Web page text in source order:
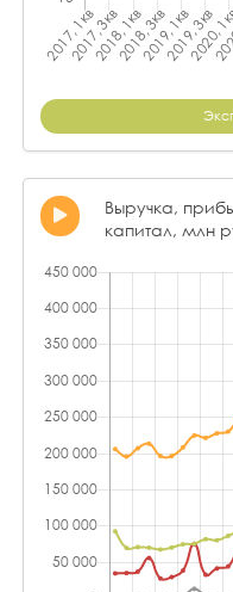
Выручка,
капитал, млн